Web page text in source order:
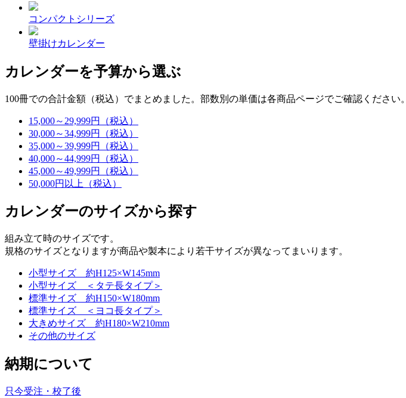
コンパクトシリーズ
壁掛けカレンダー
カレンダーを予算から選ぶ
100冊での合計金額（税込）でまとめました。部数別の単価は各商品ページでご確認ください。
15,000～29,999円（税込）
30,000～34,999円（税込）
35,000～39,999円（税込）
40,000～44,999円（税込）
45,000～49,999円（税込）
50,000円以上（税込）
カレンダーのサイズから探す
組み立て時のサイズです。
規格のサイズとなりますが商品や製本により若干サイズが異なってまいります。
小型サイズ 約H125×W145mm
小型サイズ ＜タテ長タイプ＞
標準サイズ 約H150×W180mm
標準サイズ ＜ヨコ長タイプ＞
大きめサイズ 約H180×W210mm
その他のサイズ
納期について
只今受注・校了後